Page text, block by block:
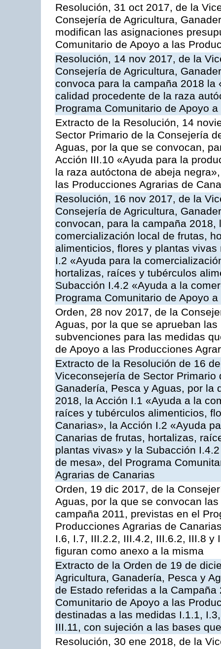
Resolución, 31 oct 2017, de la
Consejería de Agricultura,
modifican las asignaciones
Comunitario de Apoyo a las
Resolución, 14 nov 2017, de la
Consejería de Agricultura,
convoca para la campaña 2018
calidad procedente de la raza
Programa Comunitario de Apoyo
Extracto de la Resolución, 14
Sector Primario de la Consejería
Aguas, por la que se convocan,
Acción III.10 «Ayuda para la
la raza autóctona de abeja
las Producciones Agrarias de
Resolución, 16 nov 2017, de la
Consejería de Agricultura,
convocan, para la campaña 2018,
comercialización local de frutas,
alimenticios, flores y plantas
I.2 «Ayuda para la
hortalizas, raíces y tubérculos
Subacción I.4.2 «Ayuda a la
Programa Comunitario de Apoyo
Orden, 28 nov 2017, de la
Aguas, por la que se aprueban
subvenciones para las medidas
de Apoyo a las Producciones
Extracto de la Resolución de 16
Viceconsejería de Sector
Ganadería, Pesca y Aguas, por la
2018, la Acción I.1 «Ayuda a la
raíces y tubérculos alimenticios,
Canarias», la Acción I.2 «Ayuda
Canarias de frutas, hortalizas,
plantas vivas» y la Subacción
de mesa», del Programa
Agrarias de Canarias
Orden, 19 dic 2017, de la
Aguas, por la que se convocan
campaña 2011, previstas en el
Producciones Agrarias de
I.6, I.7, III.2.2, III.4.2, III.6.2, III.8 y
figuran como anexo a la misma
Extracto de la Orden de 19 de
Agricultura, Ganadería, Pesca y
de Estado referidas a la
Comunitario de Apoyo a las
destinadas a las medidas I.1.1,
III.11, con sujeción a las bases
Resolución, 30 ene 2018, de la